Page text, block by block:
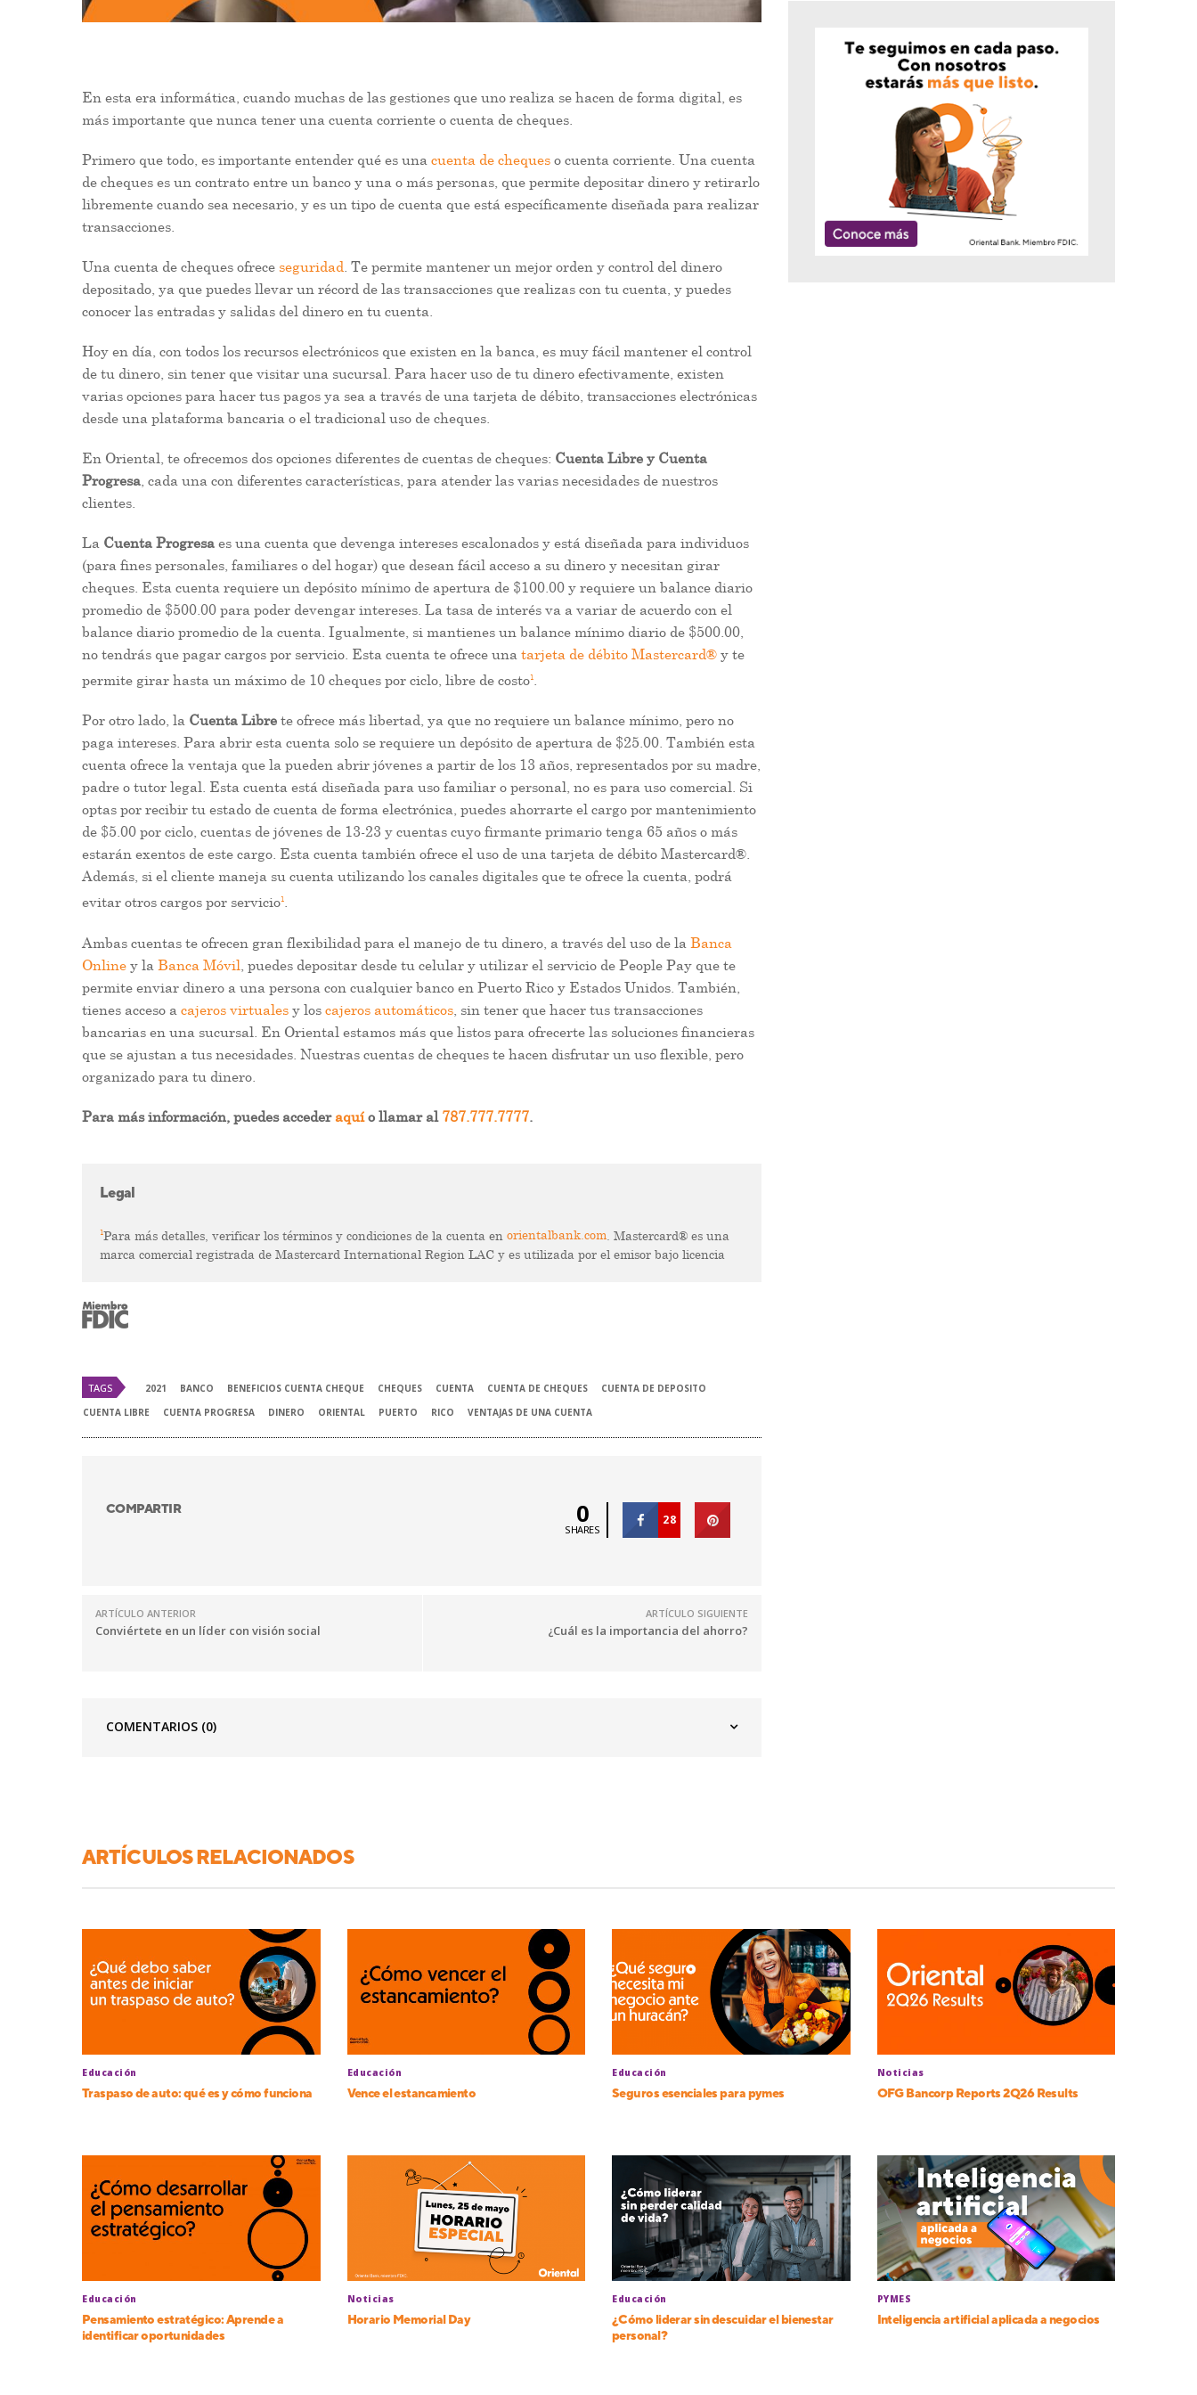
En esta era informática, cuando muchas de las gestiones que uno realiza se hacen de forma digital, es
más importante que nunca tener una cuenta corriente o cuenta de cheques.
Primero que todo, es importante entender qué es una cuenta de cheques o cuenta corriente. Una cuenta
de cheques es un contrato entre un banco y una o más personas, que permite depositar dinero y retirarlo
libremente cuando sea necesario, y es un tipo de cuenta que está específicamente diseñada para realizar
transacciones.
Una cuenta de cheques ofrece seguridad . Te permite mantener un mejor orden y control del dinero
depositado, ya que puedes llevar un récord de las transacciones que realizas con tu cuenta, y puedes
conocer las entradas y salidas del dinero en tu cuenta.
Hoy en día, con todos los recursos electrónicos que existen en la banca, es muy fácil mantener el control
de tu dinero, sin tener que visitar una sucursal. Para hacer uso de tu dinero efectivamente, existen
varias opciones para hacer tus pagos ya sea a través de una tarjeta de débito, transacciones electrónicas
desde una plataforma bancaria o el tradicional uso de cheques.
En Oriental, te ofrecemos dos opciones diferentes de cuentas de cheques: Cuenta Libre y Cuenta
Progresa , cada una con diferentes características, para atender las varias necesidades de nuestros
clientes.
La Cuenta Progresa es una cuenta que devenga intereses escalonados y está diseñada para individuos
(para fines personales, familiares o del hogar) que desean fácil acceso a su dinero y necesitan girar
cheques. Esta cuenta requiere un depósito mínimo de apertura de $100.00 y requiere un balance diario
promedio de $500.00 para poder devengar intereses. La tasa de interés va a variar de acuerdo con el
balance diario promedio de la cuenta. Igualmente, si mantienes un balance mínimo diario de $500.00,
no tendrás que pagar cargos por servicio. Esta cuenta te ofrece una tarjeta de débito Mastercard® y te
permite girar hasta un máximo de 10 cheques por ciclo, libre de costo1.
Por otro lado, la Cuenta Libre te ofrece más libertad, ya que no requiere un balance mínimo, pero no
paga intereses. Para abrir esta cuenta solo se requiere un depósito de apertura de $25.00. También esta
cuenta ofrece la ventaja que la pueden abrir jóvenes a partir de los 13 años, representados por su madre,
padre o tutor legal. Esta cuenta está diseñada para uso familiar o personal, no es para uso comercial. Si
optas por recibir tu estado de cuenta de forma electrónica, puedes ahorrarte el cargo por mantenimiento
de $5.00 por ciclo, cuentas de jóvenes de 13-23 y cuentas cuyo firmante primario tenga 65 años o más
estarán exentos de este cargo. Esta cuenta también ofrece el uso de una tarjeta de débito Mastercard®.
Además, si el cliente maneja su cuenta utilizando los canales digitales que te ofrece la cuenta, podrá
evitar otros cargos por servicio1.
Ambas cuentas te ofrecen gran flexibilidad para el manejo de tu dinero, a través del uso de la Banca
Online y la Banca Móvil , puedes depositar desde tu celular y utilizar el servicio de People Pay que te
permite enviar dinero a una persona con cualquier banco en Puerto Rico y Estados Unidos. También,
tienes acceso a cajeros virtuales y los cajeros automáticos , sin tener que hacer tus transacciones
bancarias en una sucursal. En Oriental estamos más que listos para ofrecerte las soluciones financieras
que se ajustan a tus necesidades. Nuestras cuentas de cheques te hacen disfrutar un uso flexible, pero
organizado para tu dinero.
Para más información, puedes accederaquío llamar al 787.777.7777.
Legal
1Para más detalles, verificar los términos y condiciones de la cuenta en orientalbank.com . Mastercard® es una
marca comercial registrada de Mastercard International Region LAC y es utilizada por el emisor bajo licencia
TAGS 2021 BANCO BENEFICIOS CUENTA CHEQUE CHEQUES CUENTA CUENTA DE CHEQUES
CUENTA DE DEPOSITO
CUENTA LIBRE
CUENTA PROGRESA DINERO ORIENTAL PUERTO RICO VENTAJAS DE UNA CUENTA
COMPARTIR 0
SHARES
28
ARTÍCULO ANTERIOR
Conviértete en un líder con visión social
ARTÍCULO SIGUIENTE
¿Cuál es la importancia del ahorro?
COMENTARIOS (0)
ARTÍCULOS RELACIONADOS
Educación
Traspaso de auto: qué es y cómo funciona
Educación
Vence el estancamiento
Educación
Seguros esenciales para pymes
Noticias
OFG Bancorp Reports 2Q26 Results
Educación
Pensamiento estratégico: Aprende a
identificar oportunidades
Noticias
Horario Memorial Day
Educación
¿Cómo liderar sin descuidar el bienestar
personal?
PYMES
Inteligencia artificial aplicada a negocios